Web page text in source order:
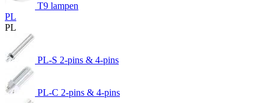
T9 lampen
PL
PL
PL-S 2-pins & 4-pins
PL-C 2-pins & 4-pins